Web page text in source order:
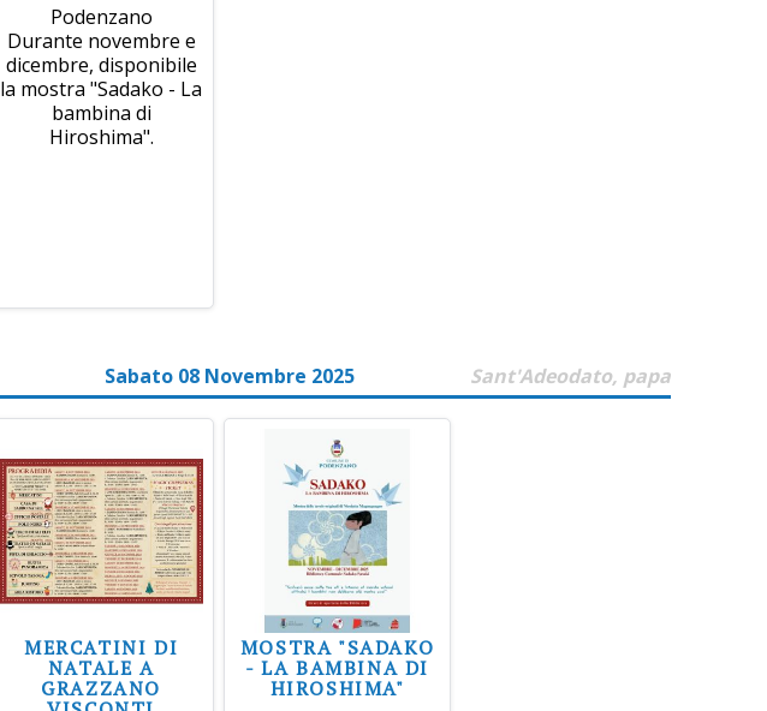
Podenzano
Durante novembre e
dicembre, disponibile
la mostra "Sadako - La
bambina di
Hiroshima".
Sabato 08 Novembre 2025 Sant'Adeodato, papa
MERCATINI DI
NATALE A
GRAZZANO
MOSTRA "SADAKO
- LA BAMBINA DI
HIROSHIMA"